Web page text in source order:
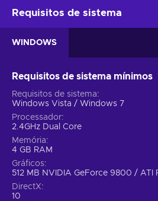
Requisitos de sistema
WINDOWS
Requisitos de sistema mínimos
Requisitos de sistema
Windows Vista / Windows 7
Processador
2.4GHz Dual Core
Memória
4 GB RAM
Gráficos
512 MB NVIDIA GeForce 9800 / ATI
DirectX
10